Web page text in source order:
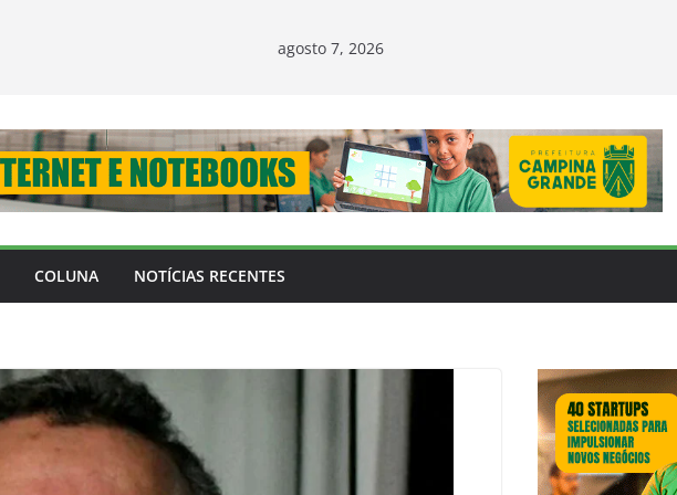
agosto 7, 2026
COLUNA NOTÍCIAS RECENTES